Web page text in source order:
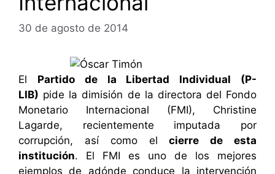
30 de agosto de 2014
El Partido de la Libertad Individual (P-
LIB) pide la dimisión de la directora del Fondo
Monetario Internacional (FMI), Christine
Lagarde, recientemente imputada por
corrupción, así como el cierre de esta
institución. El FMI es uno de los mejores
ejemplos de adónde conduce la intervención